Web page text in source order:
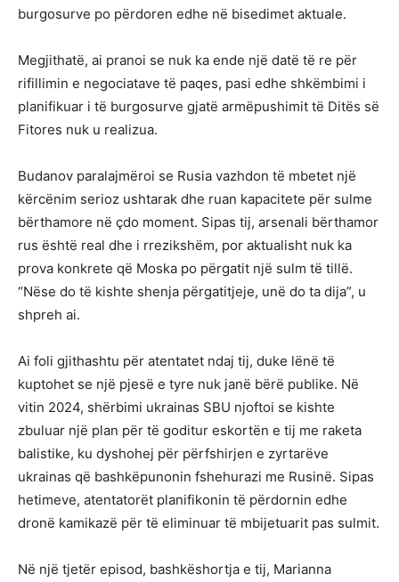
burgosurve po përdoren edhe në bisedimet aktuale.
Megjithatë, ai pranoi se nuk ka ende një datë të re për
rifillimin e negociatave të paqes, pasi edhe shkëmbimi i
planifikuar i të burgosurve gjatë armëpushimit të Ditës së
Fitores nuk u realizua.
Budanov paralajmëroi se Rusia vazhdon të mbetet një
kërcënim serioz ushtarak dhe ruan kapacitete për sulme
bërthamore në çdo moment. Sipas tij, arsenali bërthamor
rus është real dhe i rrezikshëm, por aktualisht nuk ka
prova konkrete që Moska po përgatit një sulm të tillë.
“Nëse do të kishte shenja përgatitjeje, unë do ta dija”, u
shpreh ai.
Ai foli gjithashtu për atentatet ndaj tij, duke lënë të
kuptohet se një pjesë e tyre nuk janë bërë publike. Në
vitin 2024, shërbimi ukrainas SBU njoftoi se kishte
zbuluar një plan për të goditur eskortën e tij me raketa
balistike, ku dyshohej për përfshirjen e zyrtarëve
ukrainas që bashkëpunonin fshehurazi me Rusinë. Sipas
hetimeve, atentatorët planifikonin të përdornin edhe
dronë kamikazë për të eliminuar të mbijetuarit pas sulmit.
Në një tjetër episod, bashkëshortja e tij, Marianna